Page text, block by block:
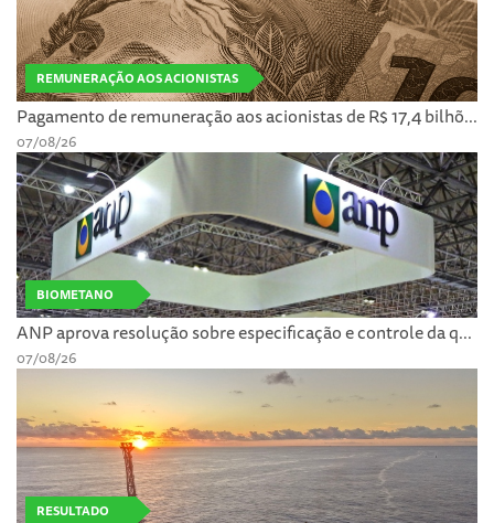
REMUNERAÇÃO AOS ACIONISTAS
Pagamento de remuneração aos acionistas de R$ 17,4 bilhõ...
07/08/26
BIOMETANO
ANP aprova resolução sobre especificação e controle da q...
07/08/26
RESULTADO